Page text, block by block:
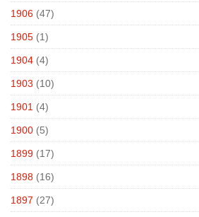
1906 (47)
1905 (1)
1904 (4)
1903 (10)
1901 (4)
1900 (5)
1899 (17)
1898 (16)
1897 (27)